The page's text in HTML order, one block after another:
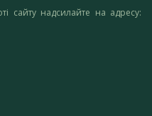
сайту надсилайте на адресу: